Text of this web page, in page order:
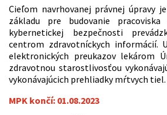
Cieľom navrhovanej právnej úpravy
základu pre budovanie pracoviska
kybernetickej bezpečnosti
centrom zdravotníckych informácií.
elektronických preukazov lekárom
zdravotnou starostlivosťou
vykonávajúcich prehliadky mŕtvych tiel.
MPK končí: 01.08.2023